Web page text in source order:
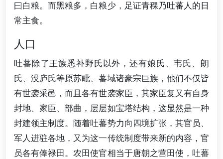
曰白粮。而黑粮多，白粮少，足证青稞乃吐蕃人的日
常主食。
人口
吐蕃除了王族悉补野氏以外，还有娘氏、韦氏、朗
氏、没庐氏等原苏毗、蕃域诸豪宗巨族，他们不仅皆
有世袭采邑，而且各有世袭家臣，其家臣复又有自身
封地、家臣、部曲，层层如宝塔结构，这显然是一种
封建领主制度。随着吐蕃势力向四境扩张，其官员、
军人进驻各地，又为这一传统制度带来新的内容，官
员各有俸禄田。农田使官相当于唐朝之营田使，吐蕃